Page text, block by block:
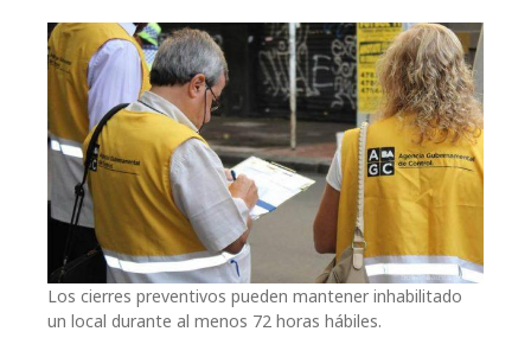
Los cierres preventivos pueden mantener inhabilitado
un local durante al menos 72 horas hábiles.